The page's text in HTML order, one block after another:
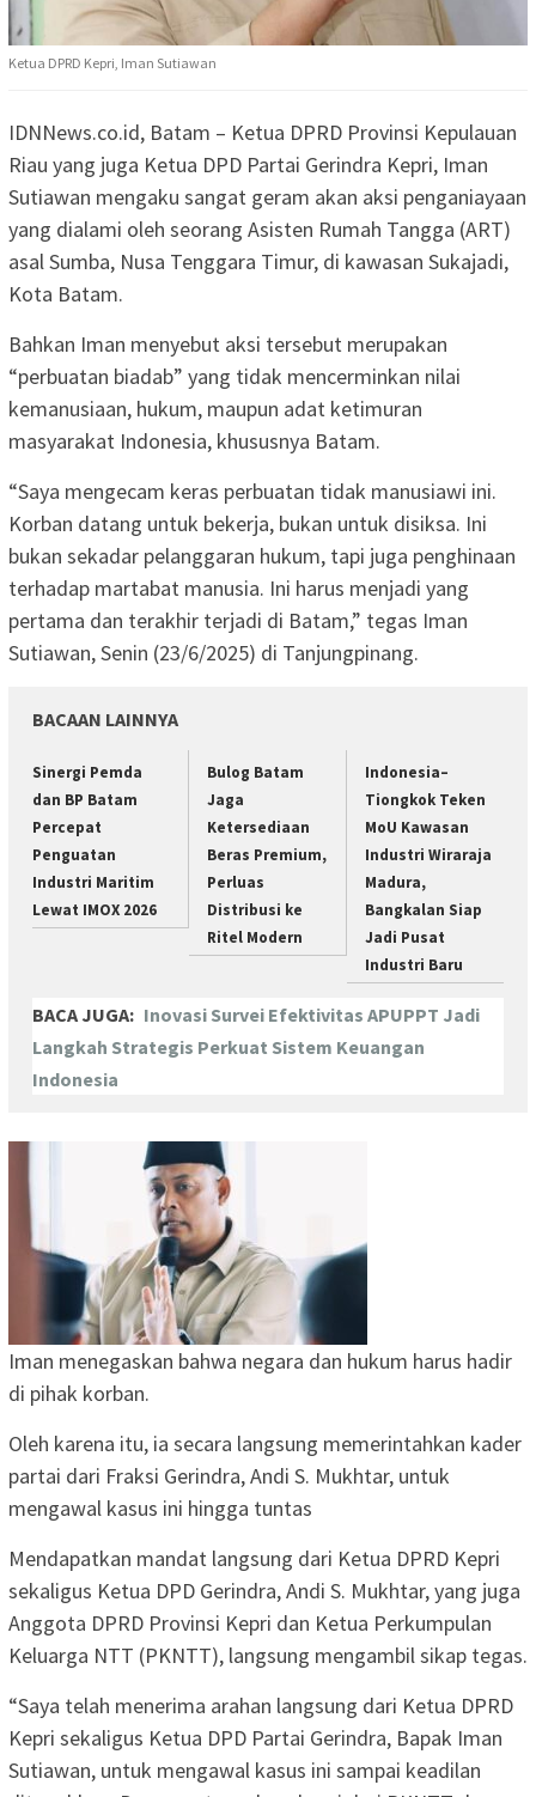
Ketua DPRD Kepri, Iman Sutiawan
IDNNews.co.id, Batam – Ketua DPRD Provinsi Kepulauan
Riau yang juga Ketua DPD Partai Gerindra Kepri, Iman
Sutiawan mengaku sangat geram akan aksi penganiayaan
yang dialami oleh seorang Asisten Rumah Tangga (ART)
asal Sumba, Nusa Tenggara Timur, di kawasan Sukajadi,
Kota Batam.
Bahkan Iman menyebut aksi tersebut merupakan
“perbuatan biadab” yang tidak mencerminkan nilai
kemanusiaan, hukum, maupun adat ketimuran
masyarakat Indonesia, khususnya Batam.
“Saya mengecam keras perbuatan tidak manusiawi ini.
Korban datang untuk bekerja, bukan untuk disiksa. Ini
bukan sekadar pelanggaran hukum, tapi juga penghinaan
terhadap martabat manusia. Ini harus menjadi yang
pertama dan terakhir terjadi di Batam,” tegas Iman
Sutiawan, Senin (23/6/2025) di Tanjungpinang.
BACAAN LAINNYA
Sinergi Pemda
dan BP Batam
Percepat
Penguatan
Industri Maritim
Lewat IMOX 2026
Bulog Batam
Jaga
Ketersediaan
Beras Premium,
Perluas
Distribusi ke
Ritel Modern
Indonesia–
Tiongkok Teken
MoU Kawasan
Industri Wiraraja
Madura,
Bangkalan Siap
Jadi Pusat
Industri Baru
BACA JUGA: Inovasi Survei Efektivitas APUPPT Jadi
Langkah Strategis Perkuat Sistem Keuangan
Indonesia
Iman menegaskan bahwa negara dan hukum harus hadir
di pihak korban.
Oleh karena itu, ia secara langsung memerintahkan kader
partai dari Fraksi Gerindra, Andi S. Mukhtar, untuk
mengawal kasus ini hingga tuntas
Mendapatkan mandat langsung dari Ketua DPRD Kepri
sekaligus Ketua DPD Gerindra, Andi S. Mukhtar, yang juga
Anggota DPRD Provinsi Kepri dan Ketua Perkumpulan
Keluarga NTT (PKNTT), langsung mengambil sikap tegas.
“Saya telah menerima arahan langsung dari Ketua DPRD
Kepri sekaligus Ketua DPD Partai Gerindra, Bapak Iman
Sutiawan, untuk mengawal kasus ini sampai keadilan